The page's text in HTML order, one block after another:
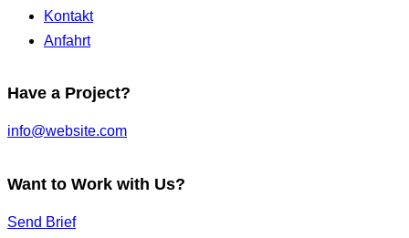
Kontakt
Anfahrt
Have a Project?
info@website.com
Want to Work with Us?
Send Brief